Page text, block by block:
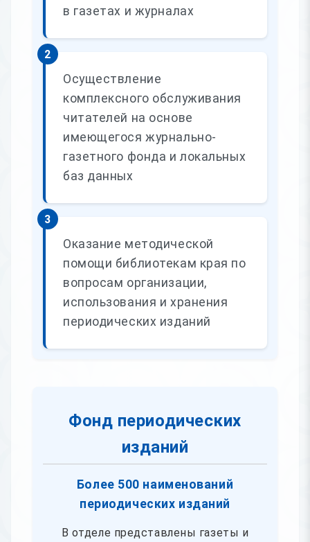
в газетах и журналах
2
Осуществление
комплексного обслуживания
читателей на основе
имеющегося журнально-
газетного фонда и локальных
баз данных
3
Оказание методической
помощи библиотекам края по
вопросам организации,
использования и хранения
периодических изданий
Фонд периодических
изданий
Более 500 наименований
периодических изданий
В отделе представлены газеты и